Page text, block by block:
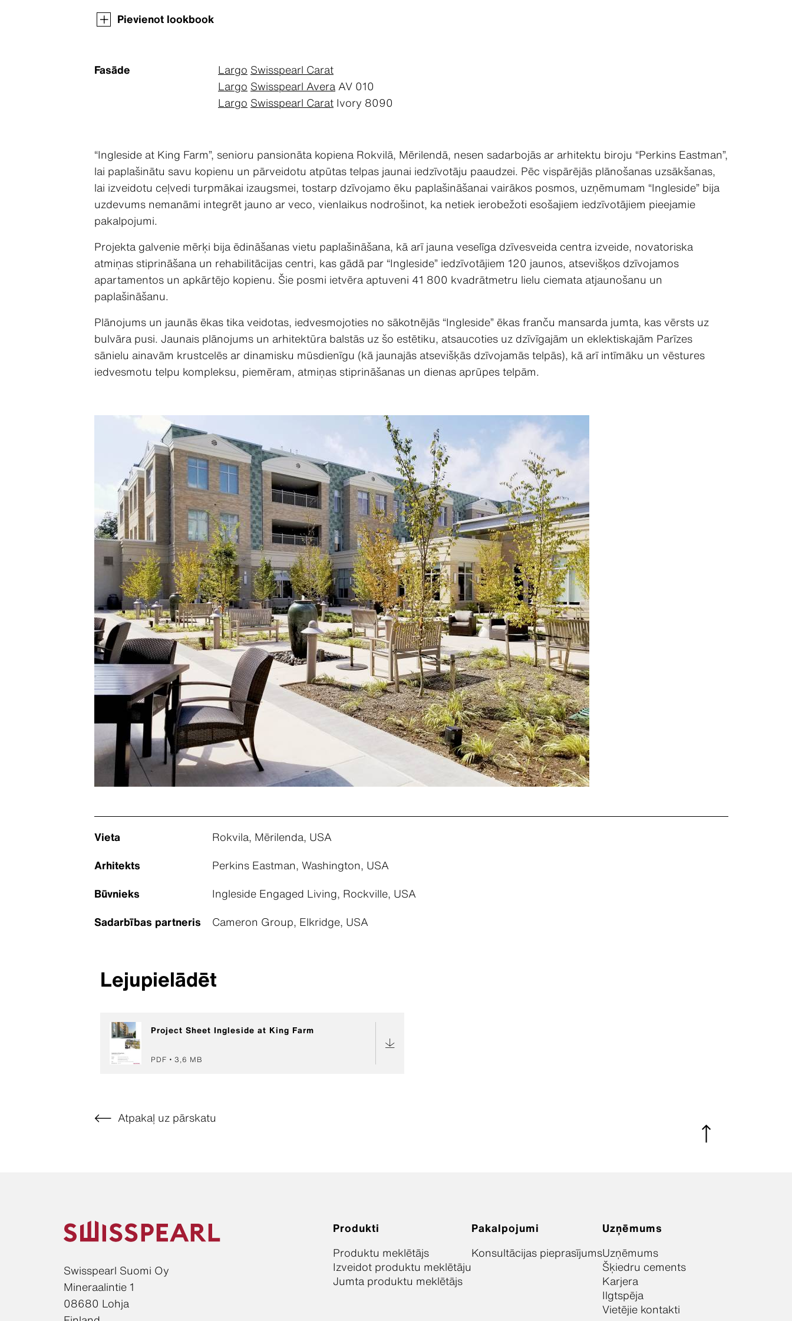
Pievienot lookbook
Fasāde Largo Swisspearl Carat
Largo Swisspearl AveraAV 010
Largo Swisspearl Carat Ivory 8090
“Ingleside at King Farm”, senioru pansionāta kopiena Rokvilā, Mērilendā, nesen sadarbojās ar arhitektu biroju “Perkins Eastman”,
lai paplašinātu savu kopienu un pārveidotu atpūtas telpas jaunai iedzīvotāju paaudzei. Pēc vispārējās plānošanas uzsākšanas,
lai izveidotu ceļvedi turpmākai izaugsmei, tostarp dzīvojamo ēku paplašināšanai vairākos posmos, uzņēmumam “Ingleside” bija
uzdevums nemanāmi integrēt jauno ar veco, vienlaikus nodrošinot, ka netiek ierobežoti esošajiem iedzīvotājiem pieejamie
pakalpojumi.
Projekta galvenie mērķi bija ēdināšanas vietu paplašināšana, kā arī jauna veselīga dzīvesveida centra izveide, novatoriska
atmiņas stiprināšana un rehabilitācijas centri, kas gādā par “Ingleside” iedzīvotājiem 120 jaunos, atsevišķos dzīvojamos
apartamentos un apkārtējo kopienu. Šie posmi ietvēra aptuveni 41 800 kvadrātmetru lielu ciemata atjaunošanu un
paplašināšanu.
Plānojums un jaunās ēkas tika veidotas, iedvesmojoties no sākotnējās “Ingleside” ēkas franču mansarda jumta, kas vērsts uz
bulvāra pusi. Jaunais plānojums un arhitektūra balstās uz šo estētiku, atsaucoties uz dzīvīgajām un eklektiskajām Parīzes
sānielu ainavām krustcelēs ar dinamisku mūsdienīgu (kā jaunajās atsevišķās dzīvojamās telpās), kā arī intīmāku un vēstures
iedvesmotu telpu kompleksu, piemēram, atmiņas stiprināšanas un dienas aprūpes telpām.
Vieta
Rokvila, Mērilenda, USA
Arhitekts
Perkins Eastman, Washington, USA
Būvnieks
Ingleside Engaged Living, Rockville, USA
Sadarbības partneris
Cameron Group, Elkridge, USA
Lejupielādēt
Project Sheet Ingleside at King Farm
PDF 3,6 MB
Atpakaļ uz pārskatu
Swisspearl Suomi Oy
Mineraalintie 1
08680 Lohja
Produkti
Produktu meklētājs
Izveidot produktu meklētāju
Jumta produktu meklētājs
Pakalpojumi
Konsultācijas pieprasījums
Uzņēmums
Uzņēmums
Šķiedru cements
Karjera
Ilgtspēja
Vietējie kontakti